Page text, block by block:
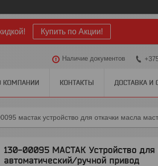
Купить по Акции!
Наличие документов
КОМПАНИИ КОНТАКТЫ ДОСТАВКА И
мастак устройство для откачки масла
130-00095 МАСТАК Устройство
автоматический/ручной привод